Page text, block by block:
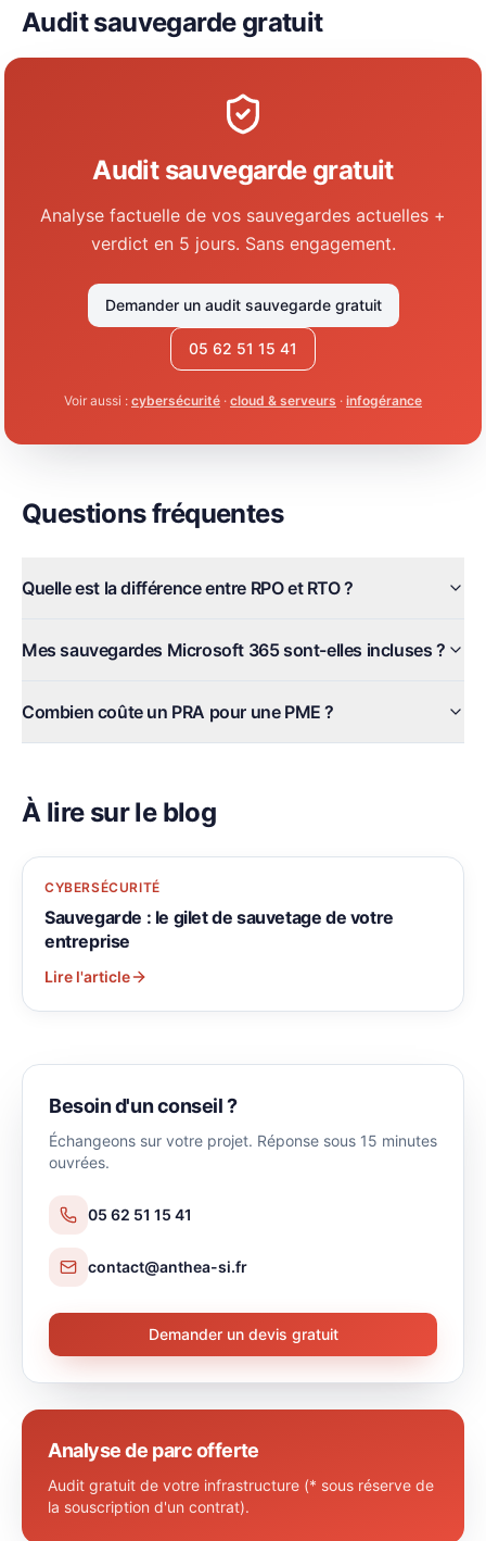
Audit sauvegarde gratuit
Audit sauvegarde gratuit
Analyse factuelle de vos sauvegardes actuelles +
verdict en 5 jours. Sans engagement.
Demander un audit sauvegarde gratuit
05 62 51 15 41
Voir aussi : cybersécurité · cloud & serveurs · infogérance
Questions fréquentes
Quelle est la différence entre RPO et RTO ?
Mes sauvegardes Microsoft 365 sont-elles incluses ?
Combien coûte un PRA pour une PME ?
À lire sur le blog
CYBERSÉCURITÉ
Sauvegarde : le gilet de sauvetage de votre
entreprise
Lire l'article
Besoin d'un conseil ?
Échangeons sur votre projet. Réponse sous 15 minutes
ouvrées.
05 62 51 15 41
contact@anthea-si.fr
Demander un devis gratuit
Analyse de parc offerte
Audit gratuit de votre infrastructure (* sous réserve de
la souscription d'un contrat).